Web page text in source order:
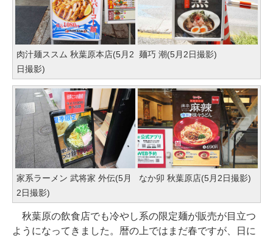
肉汁麺ススム 秋葉原本店(5月2
日撮影)
麺巧 潮(5月2日撮影)
家系ラーメン 武将家 外伝(5月
2日撮影)
なか卯 秋葉原店(5月2日撮影)
秋葉原の飲食店でも冷やし系の限定麺が販売が目立つ
ようになってきました。暦の上ではまだ春ですが、日に